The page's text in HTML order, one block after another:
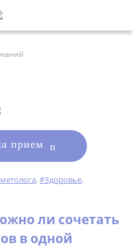
прием
, #Здоровье,
ли сочетать
в одной